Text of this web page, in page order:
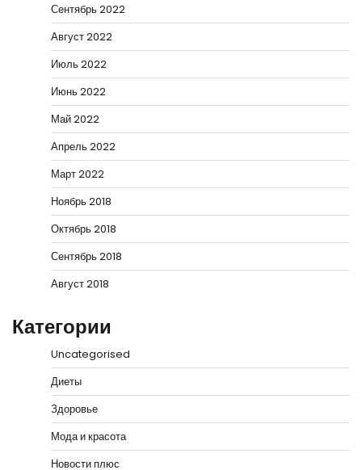
Сентябрь 2022
Август 2022
Июль 2022
Июнь 2022
Май 2022
Апрель 2022
Март 2022
Ноябрь 2018
Октябрь 2018
Сентябрь 2018
Август 2018
Категории
Uncategorised
Диеты
Здоровье
Мода и красота
Новости плюс